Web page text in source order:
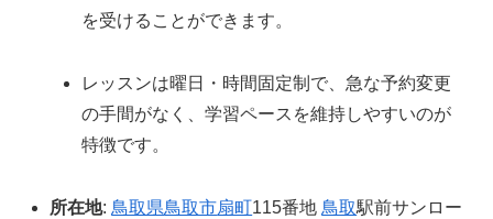
を受けることができます。
レッスンは曜日・時間固定制で、急な予約変更
の手間がなく、学習ペースを維持しやすいのが
特徴です。
所在地: 鳥取県鳥取市扇町115番地 鳥取駅前サンロー